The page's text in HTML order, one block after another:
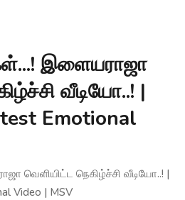
இளையராஜா
வீடியோ..! |
Emotional
வெளியிட்ட நெகிழ்ச்சி வீடியோ..! |
Video | MSV